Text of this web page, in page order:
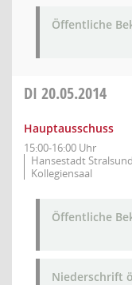
Öffentliche
DI 20.05.2014
Hauptausschuss
15:00-16:00 Uhr
Hansestadt
Kollegiensaal
Öffentliche
Niederschrift